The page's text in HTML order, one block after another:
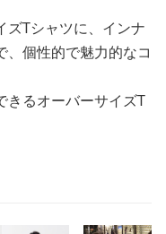
ズTシャツに、インナ
、個性的で魅力的なコ
きるオーバーサイズT